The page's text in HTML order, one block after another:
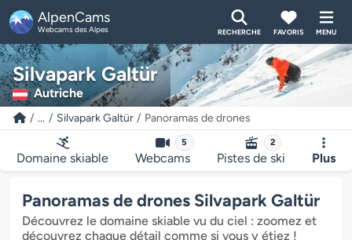
AlpenCams
Webcams des Alpes RECHERCHE FAVORIS MENU
Silvapark Galtür
Autriche
... Silvapark Galtür Panoramas de drones
Domaine skiable
5
Webcams
2
Pistes de ski Plus
Panoramas de drones Silvapark Galtür
Découvrez le domaine skiable vu du ciel : zoomez et
découvrez chaque détail comme si vous y étiez !